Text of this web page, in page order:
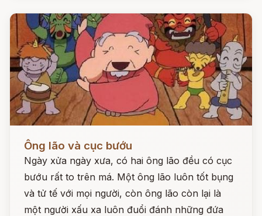
Đọc ngay
Ông lão và cục bướu
Ngày xửa ngày xưa, có hai ông lão đều có cục
bướu rất to trên má. Một ông lão luôn tốt bụng
và tử tế với mọi người, còn ông lão còn lại là
một người xấu xa luôn đuổi đánh những đứa